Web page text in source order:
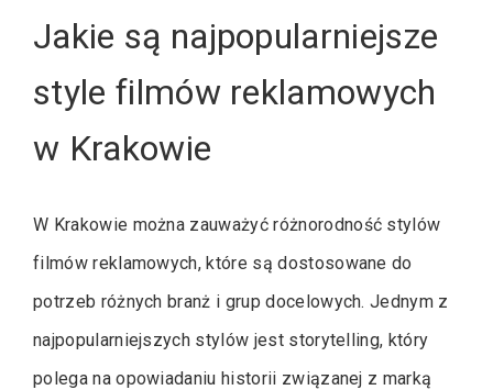
Jakie są najpopularniejsze
style filmów reklamowych
w Krakowie
W Krakowie można zauważyć różnorodność stylów
filmów reklamowych, które są dostosowane do
potrzeb różnych branż i grup docelowych. Jednym z
najpopularniejszych stylów jest storytelling, który
polega na opowiadaniu historii związanej z marką